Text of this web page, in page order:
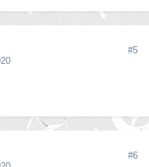
#5
#6